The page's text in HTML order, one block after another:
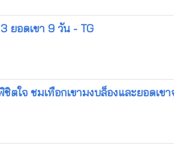
ยอดเขา 9 วัน - TG
ตใจ ชมเทือกเขามงบล็องและยอดเ